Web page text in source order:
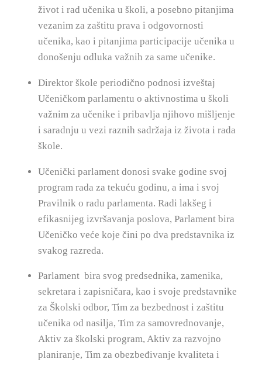
život i rad učenika u školi, a posebno pitanjima
vezanim za zaštitu prava i odgovornosti
učenika, kao i pitanjima participacije učenika u
donošenju odluka važnih za same učenike.
Direktor škole periodično podnosi izveštaj
Učeničkom parlamentu o aktivnostima u školi
važnim za učenike i pribavlja njihovo mišljenje
i saradnju u vezi raznih sadržaja iz života i rada
škole.
Učenički parlament donosi svake godine svoj
program rada za tekuću godinu, a ima i svoj
Pravilnik o radu parlamenta. Radi lakšeg i
efikasnijeg izvršavanja poslova, Parlament bira
Učeničko veće koje čini po dva predstavnika iz
svakog razreda.
Parlament bira svog predsednika, zamenika,
sekretara i zapisničara, kao i svoje predstavnike
za Školski odbor, Tim za bezbednost i zaštitu
učenika od nasilja, Tim za samovrednovanje,
Aktiv za školski program, Aktiv za razvojno
planiranje, Tim za obezbeđivanje kvaliteta i